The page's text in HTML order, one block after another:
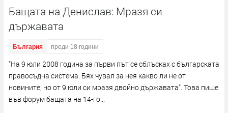
Бащата на Денислав: Мразя си
държавата
България преди 18 години
"На 9 юли 2008 година за първи път се сблъсках с българската
правосъдна система. Бях чувал за нея какво ли не от
новините, но от 9 юли си мразя двойно държавата". Това пише
във форум бащата на 14-го...